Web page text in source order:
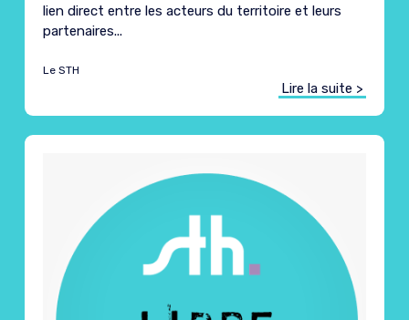
lien direct entre les acteurs du territoire et leurs
partenaires...
Le STH
Lire la suite >